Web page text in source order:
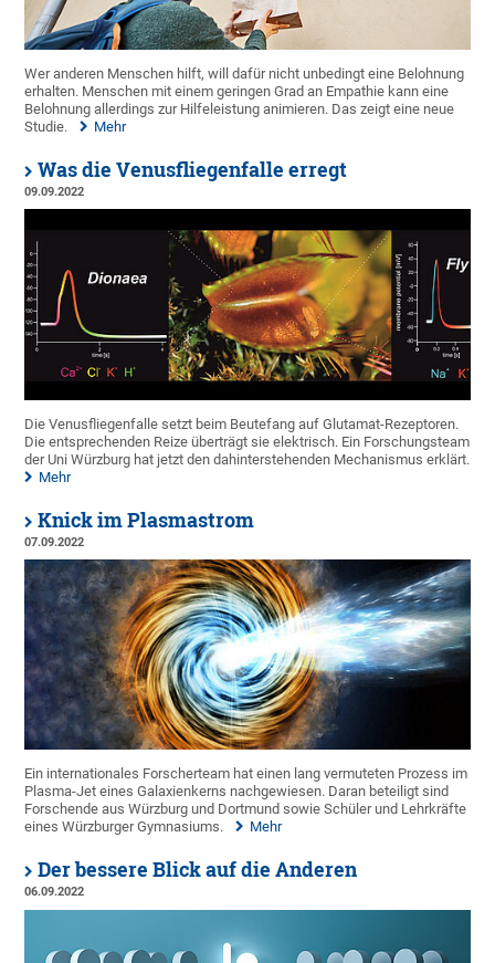
Wer anderen Menschen hilft, will dafür nicht unbedingt eine Belohnung
erhalten. Menschen mit einem geringen Grad an Empathie kann eine
Belohnung allerdings zur Hilfeleistung animieren. Das zeigt eine neue
Studie.
Mehr
Was die Venusfliegenfalle erregt
09.09.2022
Die Venusfliegenfalle setzt beim Beutefang auf Glutamat-Rezeptoren.
Die entsprechenden Reize überträgt sie elektrisch. Ein Forschungsteam
der Uni Würzburg hat jetzt den dahinterstehenden Mechanismus erklärt.
Mehr
Knick im Plasmastrom
07.09.2022
Ein internationales Forscherteam hat einen lang vermuteten Prozess im
Plasma-Jet eines Galaxienkerns nachgewiesen. Daran beteiligt sind
Forschende aus Würzburg und Dortmund sowie Schüler und Lehrkräfte
eines Würzburger Gymnasiums.
Mehr
Der bessere Blick auf die Anderen
06.09.2022